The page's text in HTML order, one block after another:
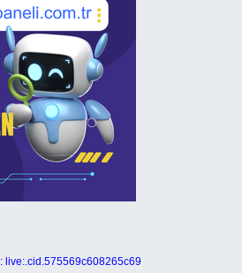
live:.cid.575569c608265c69